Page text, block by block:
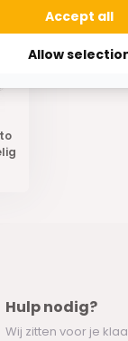
door jou
Hulp nodig?
Wij zitten voor je
Allow
Accept all